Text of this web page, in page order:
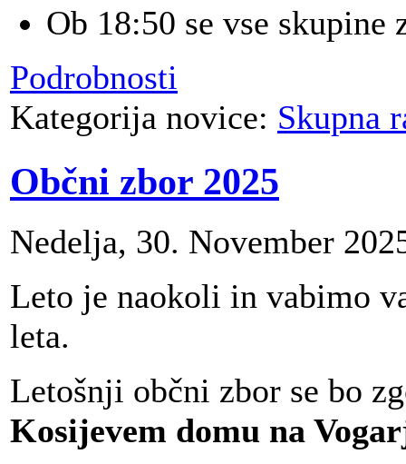
Ob 18:50 se vse skupine
Podrobnosti
Kategorija novice: Skupna
Občni zbor 2025
Nedelja, 30. November
Leto je naokoli in vabimo
leta.
Letošnji občni zbor se bo
Kosijevem domu na